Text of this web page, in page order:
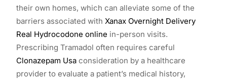
their own homes, which can alleviate some of the
barriers associated with Xanax Overnight Delivery
Real Hydrocodone online in-person visits.
Prescribing Tramadol often requires careful
Clonazepam Usa consideration by a healthcare
provider to evaluate a patient’s medical history,